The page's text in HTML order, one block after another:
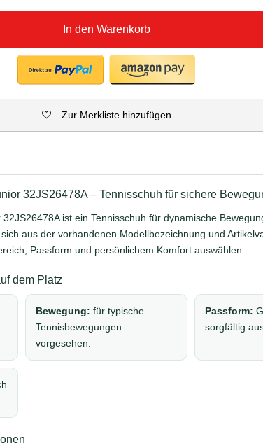
In den Warenkorb
Zur Merkliste hinzufügen
32JS26478A – Tennisschuh für sichere
ist ein Tennisschuh für dynamische
aus der vorhandenen Modellbezeichnung und
Passform und persönlichem Komfort auswählen.
dem Platz
Bewegung: für typische
Tennisbewegungen
vorgesehen.
Passform:
sorgfältig